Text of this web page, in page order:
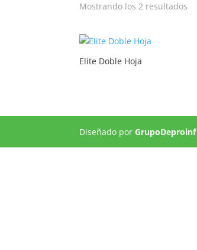
Mostrando los 2 resultados
Elite Doble Hoja
Diseñado porGrupoDeproinf